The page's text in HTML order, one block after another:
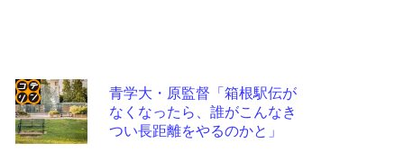
青学大・原監督「箱根駅伝が
なくなったら、誰がこんなき
つい長距離をやるのかと」
コテ
リン